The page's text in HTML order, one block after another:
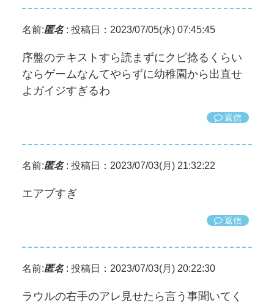
名前:匿名: 投稿日：2023/07/05(水) 07:45:45
序盤のテキストすら読まずにクビ捻るくらい
ならゲームなんてやらずに幼稚園から出直せ
よガイジすぎるわ
返信
名前:匿名: 投稿日：2023/07/03(月) 21:32:22
エアプすぎ
返信
名前:匿名: 投稿日：2023/07/03(月) 20:22:30
ラウルの右手のアレ見せたら言う事聞いてく